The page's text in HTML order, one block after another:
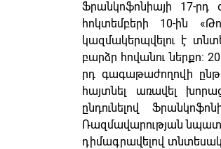
Ֆրանկոֆոնիայի 17-
հոկտեմբերի 10-ին
կազմակերպվելու է
բարձր հովանու ներքո:
րդ գագաթաժողովի
հայտնել առավել
ընդունելով
Ռազմավարության
դիմագրավելով